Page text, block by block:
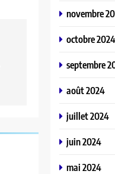
novembre
octobre 2024
septembre
août 2024
juillet 2024
juin 2024
mai 2024